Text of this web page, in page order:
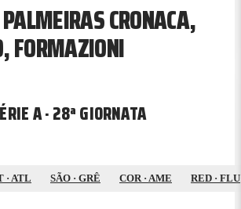
CRONACA,
FORMAZIONI
A · 28ª GIORNATA
· ATL SÃO · GRÊ COR· AME RED · FLU